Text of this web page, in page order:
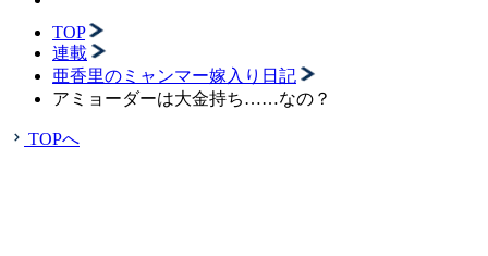
TOP
連載
亜香里のミャンマー嫁入り日記
アミョーダーは大金持ち……なの？
TOPへ